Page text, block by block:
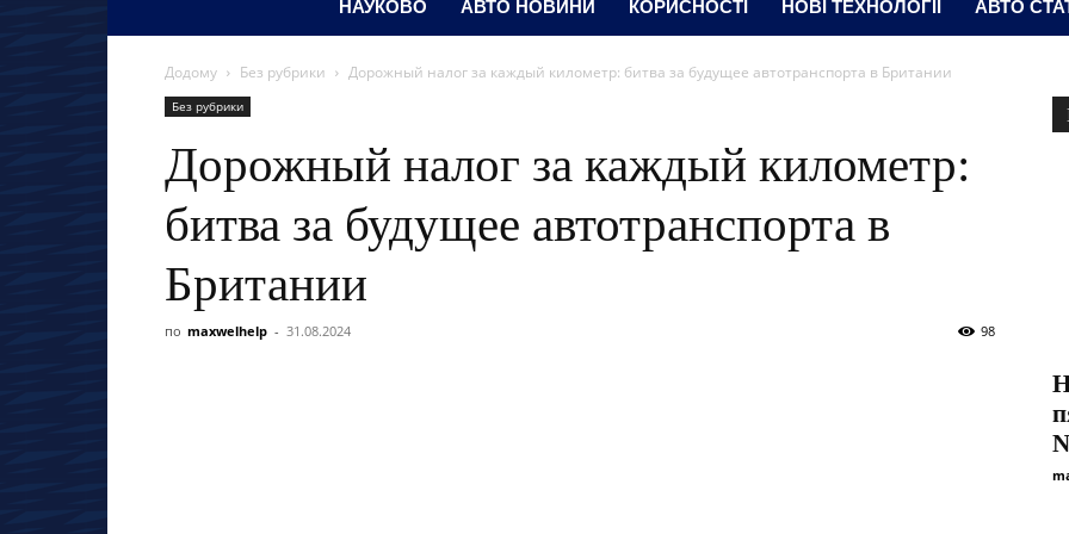
НАУКОВО АВТО НОВИНИ КОРИСНОСТІ НОВІ ТЕХНОЛОГІЇ АВТО
Додому Без рубрики Дорожный налог за каждый километр: битва за будущее автотранспорта в Британии
Без рубрики
Дорожный налог за каждый километр:
битва за будущее автотранспорта в
Британии
по maxwelhelp - 31.08.2024 98